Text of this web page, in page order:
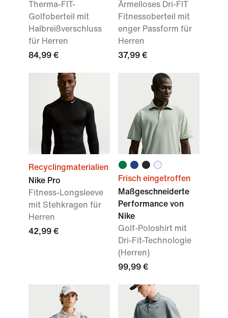
Therma-FIT-
Golfoberteil mit
Halbreißverschluss
für Herren
84,99 €
Ärmelloses Dri-FIT
Fitnessoberteil mit
enger Passform für
Herren
37,99 €
Recyclingmaterialien
Nike Pro
Fitness-Longsleeve
mit Stehkragen für
Herren
42,99 €
Frisch eingetroffen
Maßgeschneiderte
Performance von
Nike
Golf-Poloshirt mit
Dri-Fit-Technologie
(Herren)
99,99 €